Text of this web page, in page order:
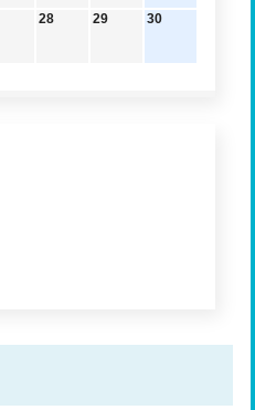
28 29 30